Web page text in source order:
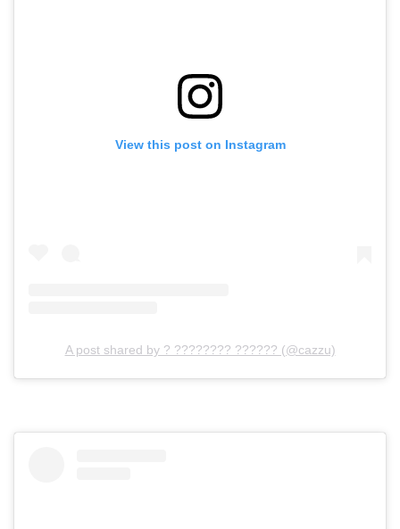
View this post on Instagram
A post shared by ? ???????? ?????? (@cazzu)